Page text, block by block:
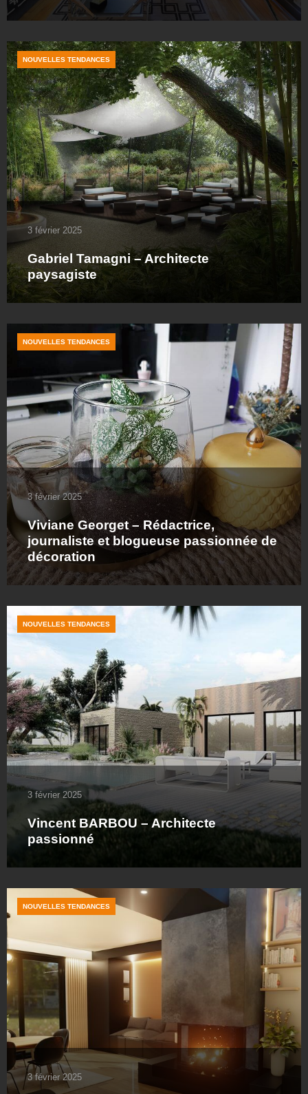
3 février 2025
Gabriel Tamagni – Architecte
paysagiste
NOUVELLES TENDANCES
3 février 2025
Viviane Georget – Rédactrice,
journaliste et blogueuse passionnée de
décoration
NOUVELLES TENDANCES
3 février 2025
Vincent BARBOU – Architecte
passionné
NOUVELLES TENDANCES
3 février 2025
NOUVELLES TENDANCES